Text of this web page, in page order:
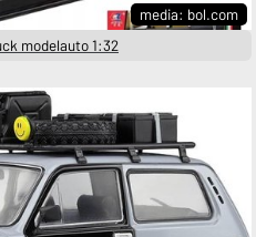
media: bol.com
modelauto 1:32